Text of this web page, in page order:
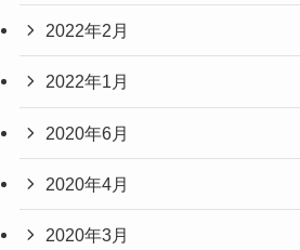
2022年2月
2022年1月
2020年6月
2020年4月
2020年3月